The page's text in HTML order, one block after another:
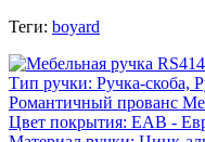
Теги: boyard